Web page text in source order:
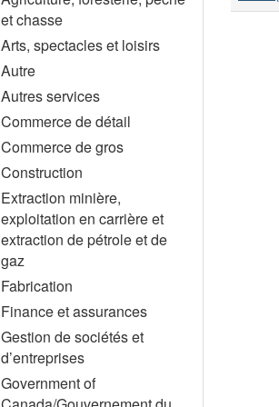
et chasse
Arts, spectacles et loisirs
Autre
Autres services
Commerce de détail
Commerce de gros
Construction
Extraction minière,
exploitation en carrière et
extraction de pétrole et de
gaz
Fabrication
Finance et assurances
Gestion de sociétés et
d’entreprises
Government of